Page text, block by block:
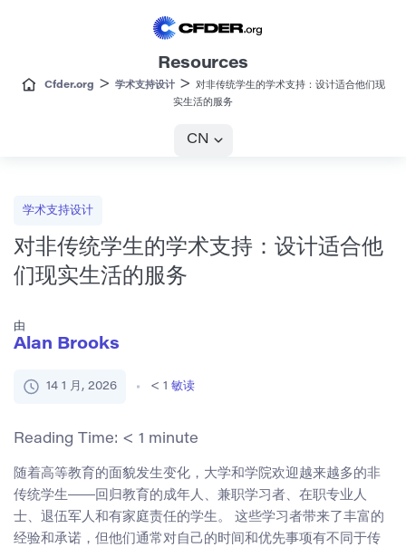
Resources
Cfder.org > 学术支持设计>
对非传统学生的学术支持：设计适合他们现
实生活的服务
CN
学术支持设计
对非传统学生的学术支持：设计适合他
们现实生活的服务
由
Alan Brooks
14 1 月, 2026 < 1 敏读
Reading Time: < 1 minute
随着高等教育的面貌发生变化，大学和学院欢迎越来越多的非
传统学生——回归教育的成年人、兼职学习者、在职专业人
士、退伍军人和有家庭责任的学生。 这些学习者带来了丰富的
经验和承诺，但他们通常对自己的时间和优先事项有不同于传